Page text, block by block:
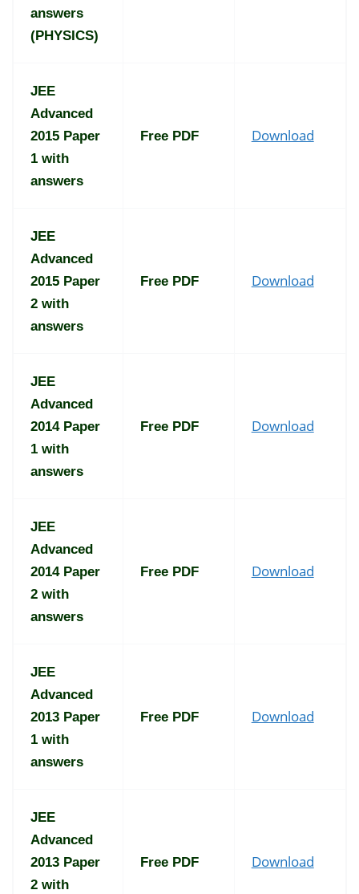
answers
(PHYSICS)
JEE
Advanced
2015 Paper
1 with
answers
Free PDF Download
JEE
Advanced
2015 Paper
2 with
answers
Free PDF Download
JEE
Advanced
2014 Paper
1 with
answers
Free PDF Download
JEE
Advanced
2014 Paper
2 with
answers
Free PDF Download
JEE
Advanced
2013 Paper
1 with
answers
Free PDF Download
JEE
Advanced
2013 Paper
2 with
Free PDF Download